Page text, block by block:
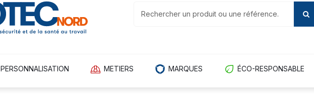
PERSONNALISATION METIERS MARQUES ÉCO-RESPONSABLE